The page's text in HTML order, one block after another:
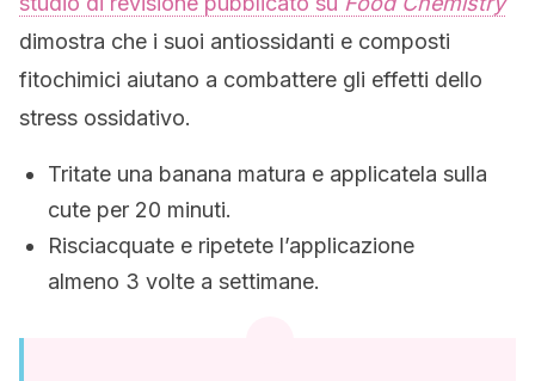
dimostra che i suoi antiossidanti e composti
fitochimici aiutano a combattere gli effetti dello
stress ossidativo.
Tritate una banana matura e applicatela sulla
cute per 20 minuti.
Risciacquate e ripetete l’applicazione
almeno 3 volte a settimane.